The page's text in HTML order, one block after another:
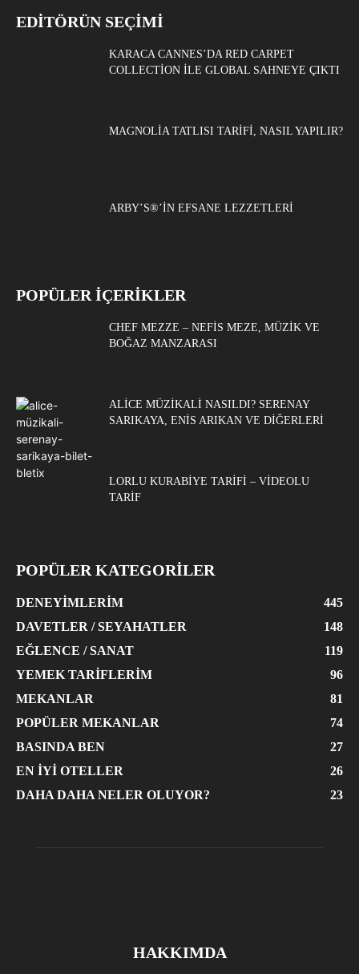
EDITÖRÜN SEÇIMI
KARACA CANNES’DA RED CARPET
COLLECTION ILE GLOBAL SAHNEYE ÇIKTI
MAGNOLIA TATLISI TARIFI, NASIL YAPILIR?
ARBY’S®’IN EFSANE LEZZETLERI
POPÜLER İÇERİKLER
CHEF MEZZE – NEFIS MEZE, MÜZIK VE
BOĞAZ MANZARASI
ALICE MÜZIKALI NASILDI? SERENAY
SARIKAYA, ENIS ARIKAN VE DIĞERLERI
LORLU KURABIYE TARIFI – VIDEOLU
TARIF
POPÜLER KATEGORİLER
DENEYIMLERIM
445
DAVETLER / SEYAHATLER
148
EĞLENCE / SANAT
119
YEMEK TARIFLERIM
96
MEKANLAR
81
POPÜLER MEKANLAR
74
BASINDA BEN
27
EN İYI OTELLER
26
DAHA DAHA NELER OLUYOR?
23
HAKKIMDA